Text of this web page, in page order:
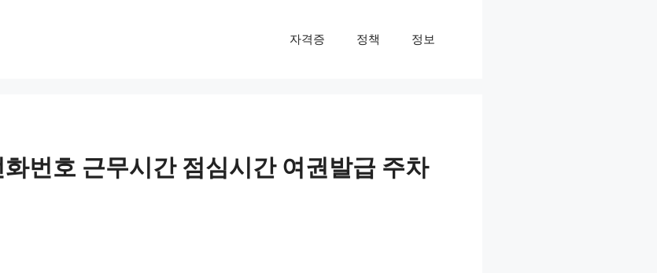
자격증 정책 정보
번호 근무시간 점심시간 여권발급 주차